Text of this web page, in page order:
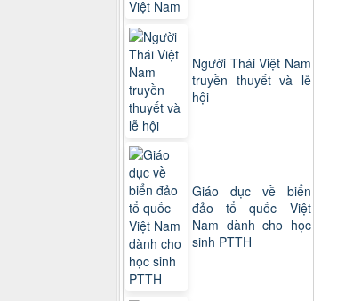
Người Thái Việt Nam
truyền thuyết và lễ
hội
Giáo dục về biển
đảo tổ quốc Việt
Nam dành cho học
sinh PTTH